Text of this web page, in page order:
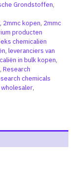
Grondstoffen,
, 2mmc kopen, 2mmc
producten
chemicaliën
, leveranciers van
in bulk kopen,
, Research
chemicals
wholesaler,